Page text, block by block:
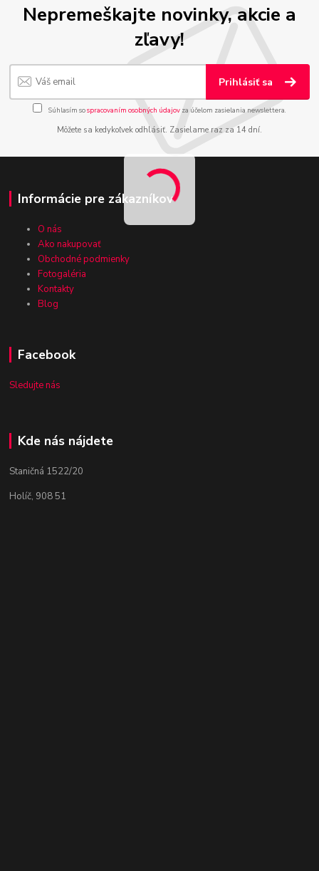
Nepremeškajte novinky, akcie a
zľavy!
Prihlásiť sa
Súhlasím sospracovaním osobných údajov za účelom zasielania newslettera.
Môžete sa kedykoľvek odhlásiť. Zasielame raz za 14 dní.
Informácie pre zákazníkov
O nás
Ako nakupovať
Obchodné podmienky
Fotogaléria
Kontakty
Blog
Facebook
Sledujte nás
Kde nás nájdete
Staničná 1522/20
Holíč, 908 51